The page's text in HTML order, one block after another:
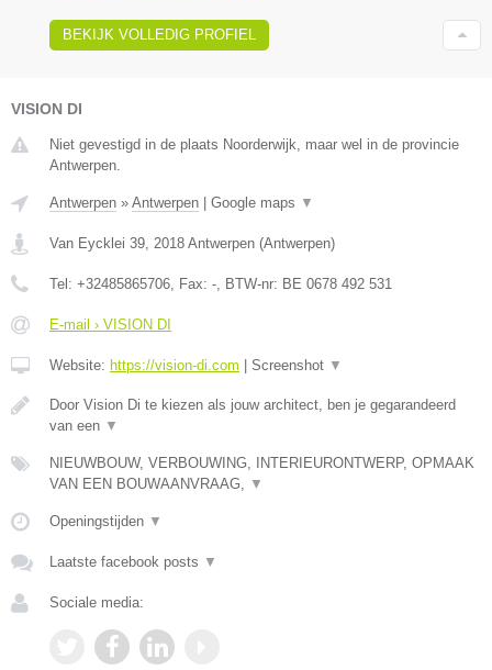
BEKIJK VOLLEDIG PROFIEL
VISION DI
Niet gevestigd in de plaats Noorderwijk, maar wel in de provincie
Antwerpen.
Antwerpen » Antwerpen Google maps ▼
Van Eycklei 39 2018 Antwerpen (Antwerpen)
Tel: +32485865706 , Fax: - , BTW-nr: BE 0678 492 531
E-mail › VISION DI
Website: https://vision-di.com Screenshot ▼
Door Vision Di te kiezen als jouw architect, ben je gegarandeerd
van een ▼
NIEUWBOUW, VERBOUWING, INTERIEURONTWERP, OPMAAK
VAN EEN BOUWAANVRAAG,
▼
Openingstijden ▼
Laatste facebook posts ▼
Sociale media: